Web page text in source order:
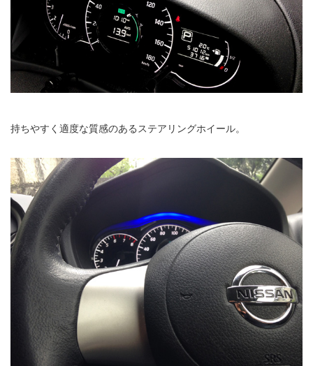
持ちやすく適度な質感のあるステアリングホイール。